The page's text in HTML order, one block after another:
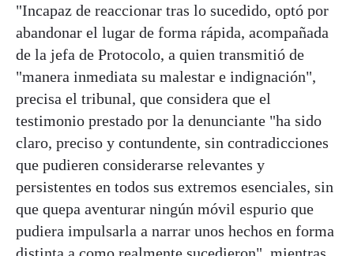
"Incapaz de reaccionar tras lo sucedido, optó por
abandonar el lugar de forma rápida, acompañada
de la jefa de Protocolo, a quien transmitió de
"manera inmediata su malestar e indignación",
precisa el tribunal, que considera que el
testimonio prestado por la denunciante "ha sido
claro, preciso y contundente, sin contradicciones
que pudieren considerarse relevantes y
persistentes en todos sus extremos esenciales, sin
que quepa aventurar ningún móvil espurio que
pudiera impulsarla a narrar unos hechos en forma
distinta a como realmente sucedieron", mientras